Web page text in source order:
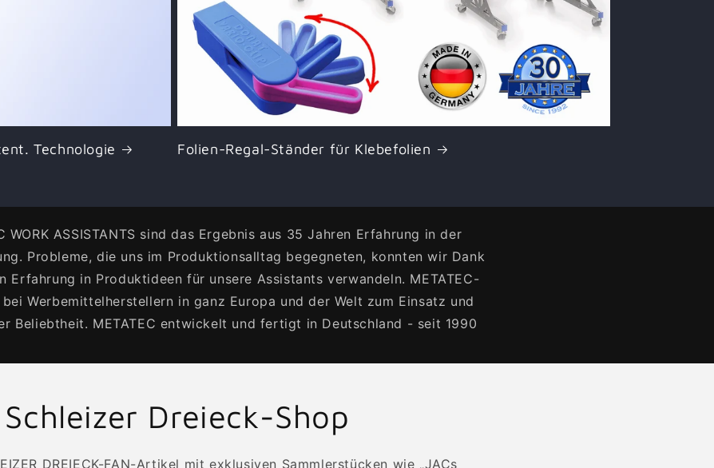
Technologie Folien-Regal-Ständer für Klebefolien
WORK ASSISTANTS sind das Ergebnis aus 35 Jahren Erfahrung in der
Probleme, die uns im Produktionsalltag begegneten, konnten wir Dank
Erfahrung in Produktideen für unsere Assistants verwandeln. METATEC-
Werbemittelherstellern in ganz Europa und der Welt zum Einsatz und
Beliebtheit. METATEC entwickelt und fertigt in Deutschland - seit 1990
Schleizer Dreieck-Shop
DREIECK-FAN-Artikel mit exklusiven Sammlerstücken wie „JACs